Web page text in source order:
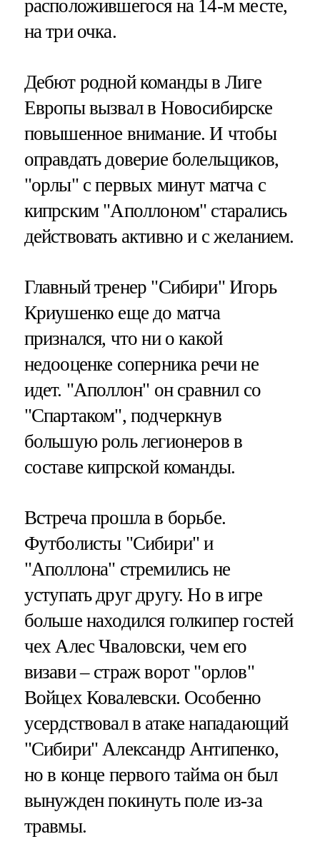
расположившегося на 14-м месте,
на три очка.
Дебют родной команды в Лиге
Европы вызвал в Новосибирске
повышенное внимание. И чтобы
оправдать доверие болельщиков,
"орлы" с первых минут матча с
кипрским "Аполлоном" старались
действовать активно и с желанием.
Главный тренер "Сибири" Игорь
Криушенко еще до матча
признался, что ни о какой
недооценке соперника речи не
идет. "Аполлон" он сравнил со
"Спартаком", подчеркнув
большую роль легионеров в
составе кипрской команды.
Встреча прошла в борьбе.
Футболисты "Сибири" и
"Аполлона" стремились не
уступать друг другу. Но в игре
больше находился голкипер гостей
чех Алес Чваловски, чем его
визави – страж ворот "орлов"
Войцех Ковалевски. Особенно
усердствовал в атаке нападающий
"Сибири" Александр Антипенко,
но в конце первого тайма он был
вынужден покинуть поле из-за
травмы.